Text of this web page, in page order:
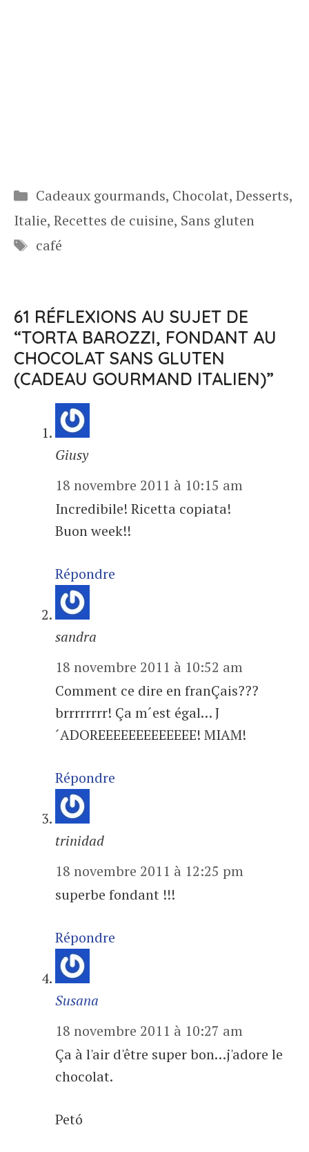
Catégories
Cadeaux gourmands, Chocolat, Desserts,
Italie, Recettes de cuisine, Sans gluten
Étiquettes
café
61 RÉFLEXIONS AU SUJET DE
“TORTA BAROZZI, FONDANT AU
CHOCOLAT SANS GLUTEN
(CADEAU GOURMAND ITALIEN)”
Giusy
18 novembre 2011 à 10:15 am
Incredibile! Ricetta copiata!
Buon week!!
Répondre
sandra
18 novembre 2011 à 10:52 am
Comment ce dire en franÇais???
brrrrrrrr! Ça m´est égal… J
´ADOREEEEEEEEEEEEE! MIAM!
Répondre
trinidad
18 novembre 2011 à 12:25 pm
superbe fondant !!!
Répondre
Susana
18 novembre 2011 à 10:27 am
Ça à l'air d'être super bon…j'adore le
chocolat.
Petó